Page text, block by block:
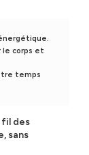
le corps et
temps
fil des
sans